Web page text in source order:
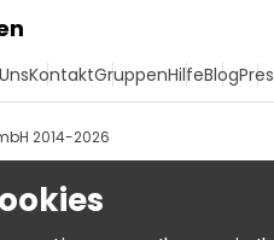
KontaktGruppenHilfeBlog
2014-2026